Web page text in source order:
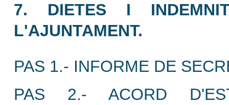
7. DIETES I
L'AJUNTAMENT.
PAS 1.- INFORME DE
PAS 2.- ACORD